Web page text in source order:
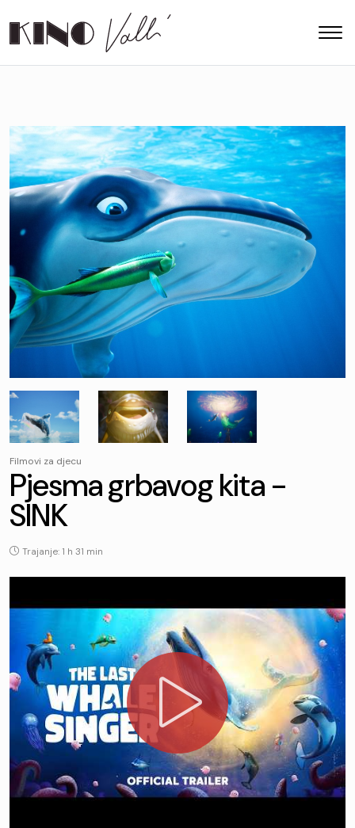
Filmovi za djecu
Pjesma grbavog kita -
SINK
Trajanje: 1 h 31 min